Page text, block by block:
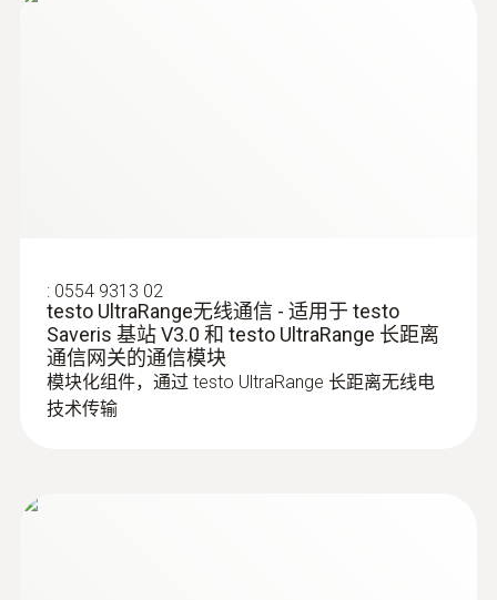
: 0554 9313 02
testo UltraRange无线通信 - 适用于 testo
Saveris 基站 V3.0 和 testo UltraRange 长距离
通信网关的通信模块
模块化组件，通过 testo UltraRange 长距离无线电
技术传输